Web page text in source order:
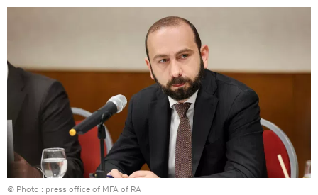
© Photo : press office of MFA of RA